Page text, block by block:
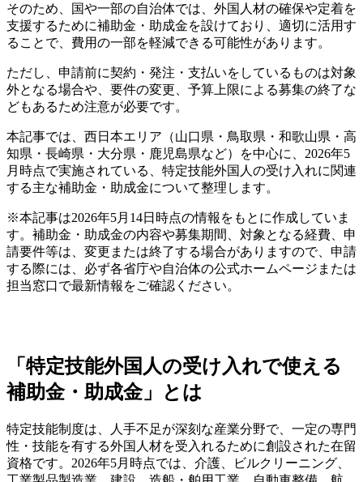
そのため、国や一部の自治体では、外国人材の確保や定着を
支援するために補助金・助成金を設けており、適切に活用す
ることで、費用の一部を軽減できる可能性があります。
ただし、申請前に契約・発注・支払いをしているものは対象
外となる場合や、要件の変更、予算上限による募集の終了な
どもあるため注意が必要です。
本記事では、西日本エリア（山口県・鳥取県・和歌山県・高
知県・長崎県・大分県・鹿児島県など）を中心に、2026年5
月時点で実施されている、特定技能外国人の受け入れに関連
する主な補助金・助成金について整理します。
※本記事は2026年5月14日時点の情報をもとに作成していま
す。補助金・助成金の内容や募集期間、対象となる経費、申
請要件等は、変更または終了する場合がありますので、申請
する際には、必ず各省庁や自治体の公式ホームページまたは
担当窓口で最新情報をご確認ください。
「特定技能外国人の受け入れで使える
補助金・助成金」とは
特定技能制度は、人手不足が深刻な産業分野で、一定の専門
性・技能を有する外国人材を受入れるために創設された在留
資格です。2026年5月時点では、介護、ビルクリーニング、